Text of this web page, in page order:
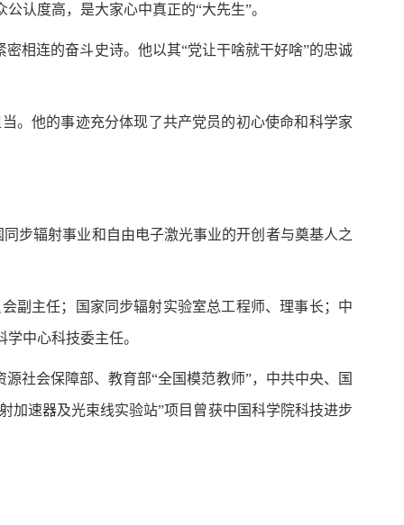
认度高，是大家心中真正的“大先生”。
相连的奋斗史诗。他以其“党让干啥就干好啥”的忠诚
。他的事迹充分体现了共产党员的初心使命和科学家
步辐射事业和自由电子激光事业的开创者与奠基人之
副主任；国家同步辐射实验室总工程师、理事长；中
中心科技委主任。
社会保障部、教育部“全国模范教师”，中共中央、国
加速器及光束线实验站”项目曾获中国科学院科技进步